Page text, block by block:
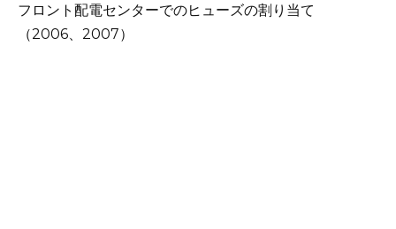
フロント配電センターでのヒューズの割り当て
（2006、2007）